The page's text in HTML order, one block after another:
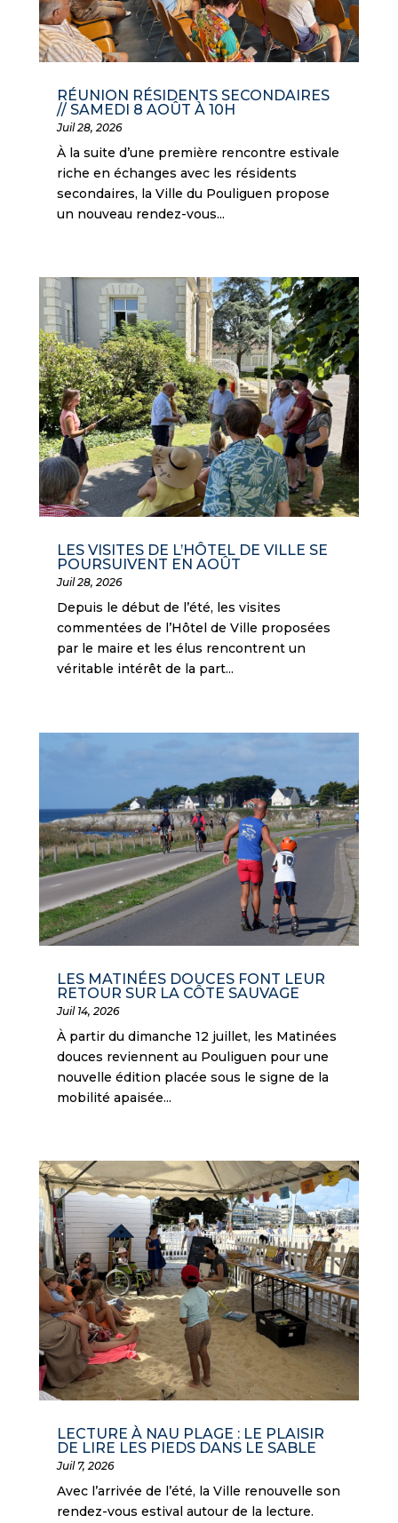
RÉUNION RÉSIDENTS SECONDAIRES
// SAMEDI 8 AOÛT À 10H
Juil 28, 2026
À la suite d’une première rencontre estivale
riche en échanges avec les résidents
secondaires, la Ville du Pouliguen propose
un nouveau rendez-vous...
LES VISITES DE L’HÔTEL DE VILLE SE
POURSUIVENT EN AOÛT
Juil 28, 2026
Depuis le début de l’été, les visites
commentées de l’Hôtel de Ville proposées
par le maire et les élus rencontrent un
véritable intérêt de la part...
LES MATINÉES DOUCES FONT LEUR
RETOUR SUR LA CÔTE SAUVAGE
Juil 14, 2026
À partir du dimanche 12 juillet, les Matinées
douces reviennent au Pouliguen pour une
nouvelle édition placée sous le signe de la
mobilité apaisée...
LECTURE À NAU PLAGE : LE PLAISIR
DE LIRE LES PIEDS DANS LE SABLE
Juil 7, 2026
Avec l’arrivée de l’été, la Ville renouvelle son
rendez-vous estival autour de la lecture.